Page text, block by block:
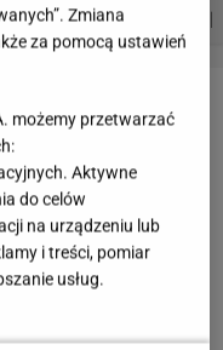
WISŁAWA SZYMBORSKA
ruszyła wielka
Zmiana
za pomocą ustawień
możemy przetwarzać
Aktywne
do celów
na urządzeniu lub
i treści, pomiar
usług.